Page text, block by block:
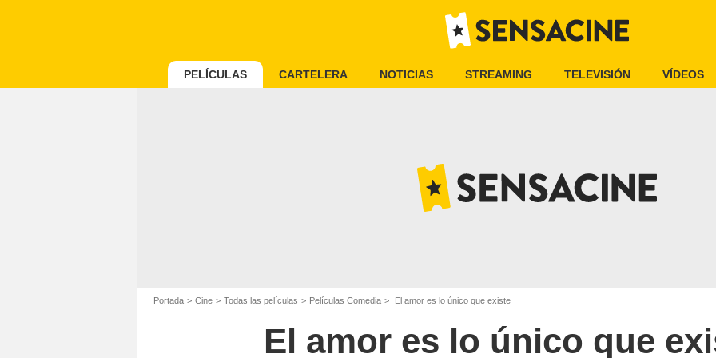
PELÍCULAS CARTELERA NOTICIAS STREAMING TELEVISIÓN VÍDEOS
Portada Cine Todas las películas Películas Comedia El amor es lo único que existe
El amor es lo único que